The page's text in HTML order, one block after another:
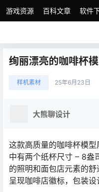
游戏资源 百科文章 软件
绚丽漂亮的咖啡杯
样机素材 25年6月23日
大熊聊设计
这款高质量的咖啡杯模
中有两个纸杯尺寸 – 8盎
的照明和面包店元素的
呈现咖啡店徽标，包装设